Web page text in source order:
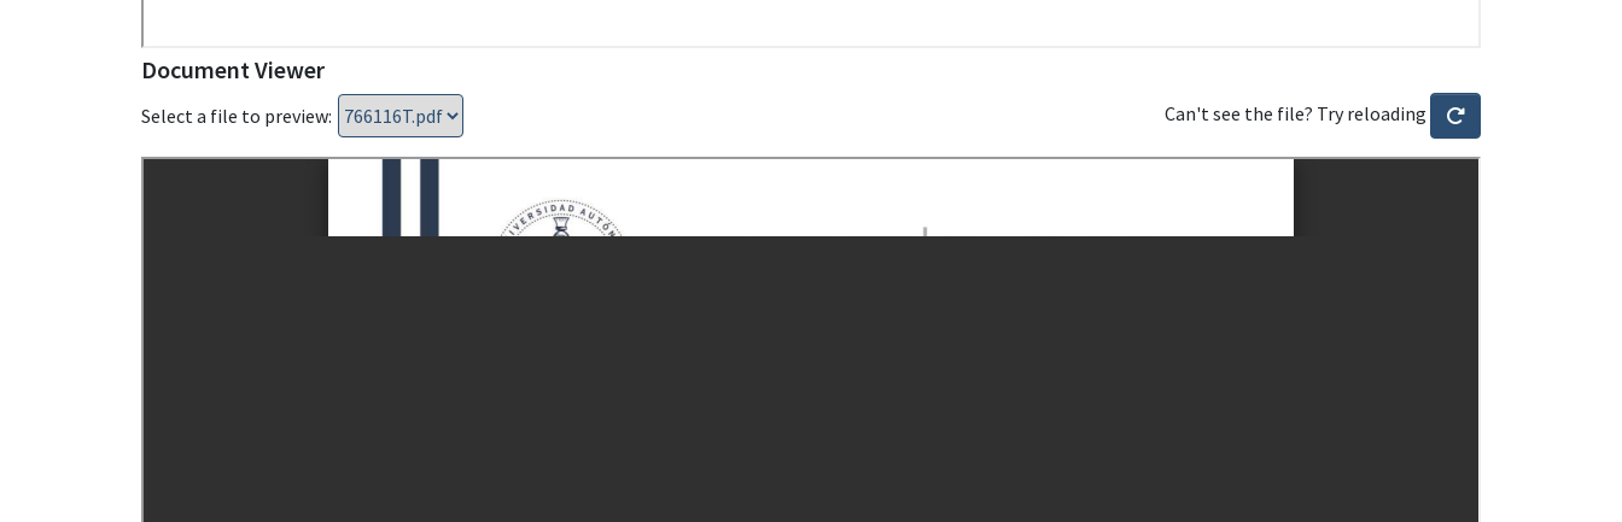
Document Viewer
Select a file to preview: Can't see the file? Try reloading